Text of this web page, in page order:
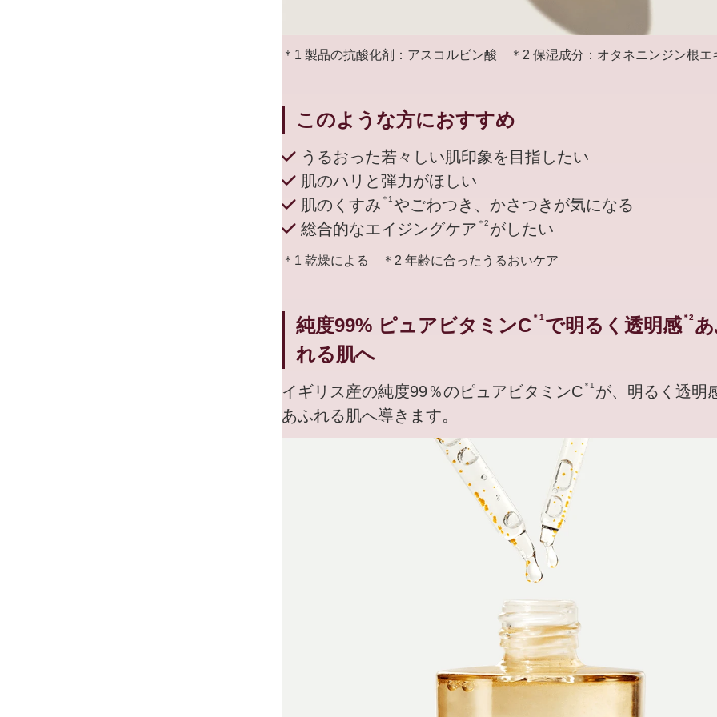
＊1 製品の抗酸化剤：アスコルビン酸 ＊2 保湿成分：オタネニンジン根エ
このような方におすすめ
うるおった若々しい肌印象を目指したい
肌のハリと弾力がほしい
肌のくすみ ＊1 やごわつき、かさつきが気になる
総合的なエイジングケア ＊2 がしたい
＊1 乾燥による ＊2 年齢に合ったうるおいケア
純度99% ピュアビタミンC ＊1 で明るく透明感＊2
れる肌へ
イギリス産の純度99％のピュアビタミンC ＊1 が、明るく透明
あふれる肌へ導きます。